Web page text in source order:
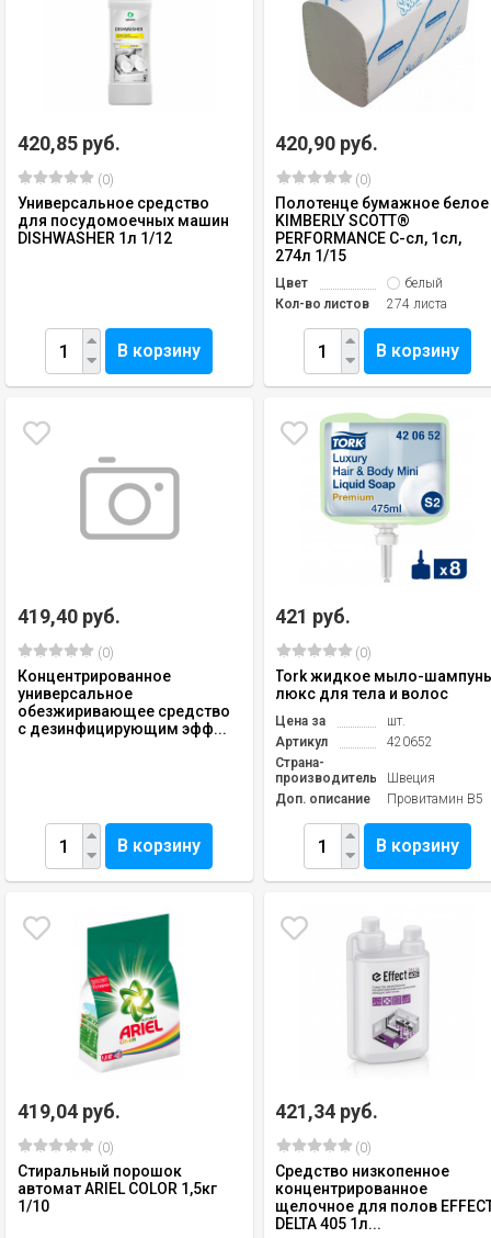
420,85 руб.
(0)
Универсальное средство
для посудомоечных машин
DISHWASHER 1л 1/12
В корзину
420,90 руб.
(0)
Полотенце бумажное белое
KIMBERLY SCOTT®
PERFORMANCE С-сл, 1сл,
274л 1/15
Цвет
белый
Кол-во листов
274 листа
В корзину
419,40 руб.
(0)
Концентрированное
универсальное
обезжиривающее средство
с дезинфицирующим эфф...
В корзину
421 руб.
(0)
Tork жидкое мыло-
люкс для тела и волос
Цена за
шт.
Артикул
420652
Страна-
производитель
Швеция
Доп. описание
Провитамин В5
В корзину
419,04 руб.
(0)
Стиральный порошок
автомат ARIEL СOLOR 1,5кг
1/10
421,34 руб.
(0)
Средство низкопенное
концентрированное
щелочное для полов
DELTA 405 1л...